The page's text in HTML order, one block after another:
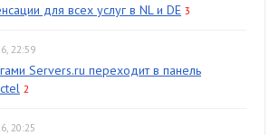
для всех услуг в NL и DE 3
22:59
Servers.ru переходит в панель
2
20:25